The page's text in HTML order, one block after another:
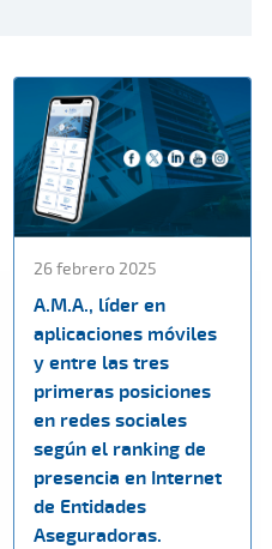
26 febrero 2025
A.M.A., líder en
aplicaciones móviles
y entre las tres
primeras posiciones
en redes sociales
según el ranking de
presencia en Internet
de Entidades
Aseguradoras.